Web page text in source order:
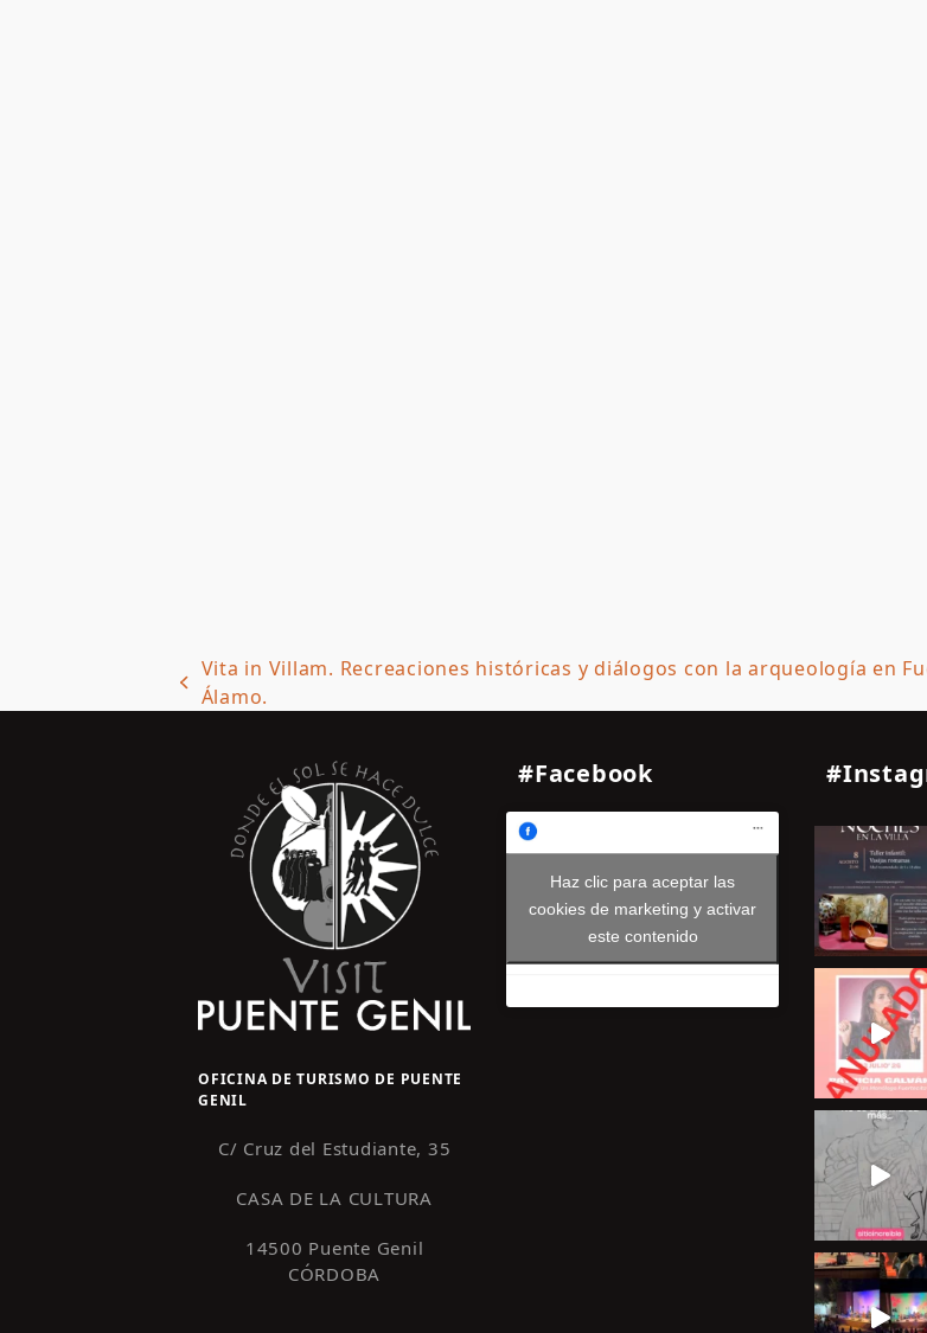
previous
Vita in Villam. Recreaciones históricas y diálogos con la arqueología en
Álamo.
OFICINA DE TURISMO DE PUENTE
GENIL
C/ Cruz del Estudiante, 35
CASA DE LA CULTURA
14500 Puente Genil
CÓRDOBA
#Facebook
Haz clic para aceptar las
cookies de marketing y activar
este contenido